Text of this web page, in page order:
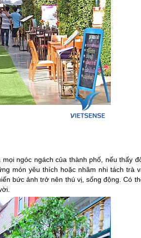
ngóc ngách của thành phố, nếu thấy
món yêu thích hoặc nhâm nhi tách trà
bức ảnh trở nên thú vị, sống động. Có